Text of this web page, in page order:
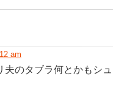
am
夫のタブラ何とかもシ